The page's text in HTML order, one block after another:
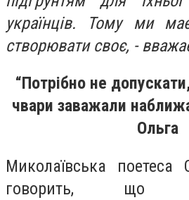
українців. Тому ми
створювати своє, -
“Потрібно не
чвари заважали
Ольга
Миколаївська поетеса
говорить, що